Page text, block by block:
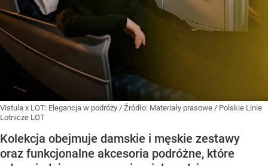
Vistula x LOT: Elegancja w podróży / Źródło: Materiały prasowe / Polskie Linie
Lotnicze LOT
Kolekcja obejmuje damskie i męskie zestawy
oraz funkcjonalne akcesoria podróżne, które